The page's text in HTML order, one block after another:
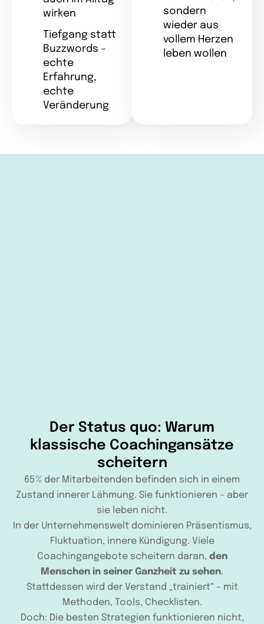
wirken
Tiefgang statt
Buzzwords –
echte
Erfahrung,
echte
Veränderung
sondern
wieder aus
vollem Herzen
leben wollen
Der Status quo: Warum
klassische Coachingansätze
scheitern
65 % der Mitarbeitenden befinden sich in einem
Zustand innerer Lähmung. Sie funktionieren – aber
sie leben nicht.
In der Unternehmenswelt dominieren Präsentismus,
Fluktuation, innere Kündigung. Viele
Coachingangebote scheitern daran, den
Menschen in seiner Ganzheit zu sehen.
Stattdessen wird der Verstand „trainiert“ – mit
Methoden, Tools, Checklisten.
Doch: Die besten Strategien funktionieren nicht,